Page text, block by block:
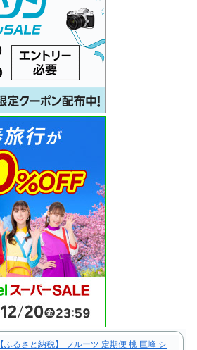
【ふるさと納税】 フルーツ 定期便 桃 巨峰 シ